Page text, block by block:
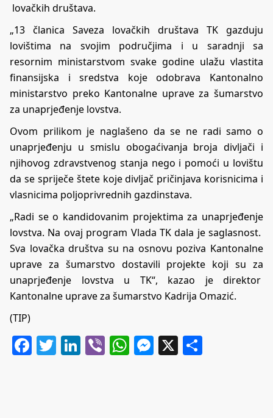
lovačkih društava.
„13 članica Saveza lovačkih društava TK gazduju
lovištima na svojim područjima i u saradnji sa
resornim ministarstvom svake godine ulažu vlastita
finansijska i sredstva koje odobrava Kantonalno
ministarstvo preko Kantonalne uprave za šumarstvo
za unaprjeđenje lovstva.
Ovom prilikom je naglašeno da se ne radi samo o
unaprjeđenju u smislu obogaćivanja broja divljači i
njihovog zdravstvenog stanja nego i pomoći u lovištu
da se spriječe štete koje divljač pričinjava korisnicima i
vlasnicima poljoprivrednih gazdinstava.
„Radi se o kandidovanim projektima za unaprjeđenje
lovstva. Na ovaj program Vlada TK dala je saglasnost.
Sva lovačka društva su na osnovu poziva Kantonalne
uprave za šumarstvo dostavili projekte koji su za
unaprjeđenje lovstva u TK“, kazao je direktor
Kantonalne uprave za šumarstvo Kadrija Omazić.
(TIP)
Facebook
Twitter
LinkedIn
ViberWhatsApp
Messenger
X